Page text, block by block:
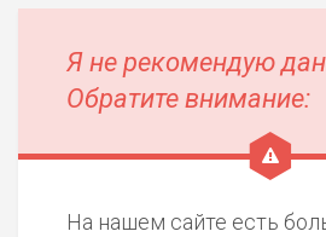
Я не рекомендую
Обратите внимание:
На нашем сайте есть